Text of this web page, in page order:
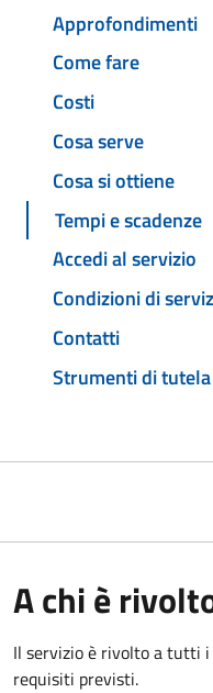
Approfondimenti
Come fare
Costi
Cosa serve
Cosa si ottiene
Tempi e scadenze
Accedi al servizio
Condizioni di
Contatti
Strumenti di tutela
A chi è
Il servizio è rivolto a tutti
requisiti previsti.